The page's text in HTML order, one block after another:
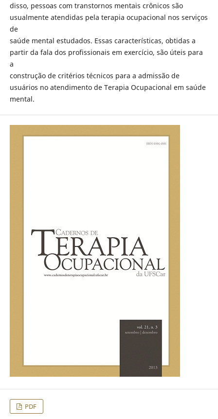
disso, pessoas com transtornos mentais crônicos são
usualmente atendidas pela terapia ocupacional nos serviços
de
saúde mental estudados. Essas características, obtidas a
partir da fala dos profissionais em exercício, são úteis para
a
construção de critérios técnicos para a admissão de
usuários no atendimento de Terapia Ocupacional em saúde
mental.
PDF